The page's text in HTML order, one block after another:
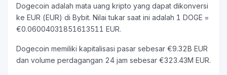
Dogecoin adalah mata uang kripto yang dapat dikonversi
ke EUR (EUR) di Bybit. Nilai tukar saat ini adalah 1 DOGE =
€0.06004031851613511 EUR.
Dogecoin memiliki kapitalisasi pasar sebesar €9.32B EUR
dan volume perdagangan 24 jam sebesar €323.43M EUR.